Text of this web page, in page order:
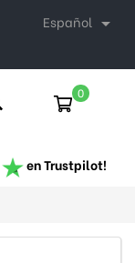
Español 
0
en Trustpilot!